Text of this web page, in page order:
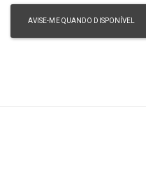
BLACK
AVISE-ME QUANDO DISPONÍVEL